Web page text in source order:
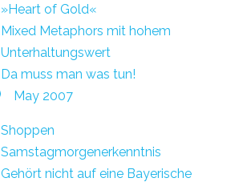
»Heart of Gold«
Mixed Metaphors mit hohem
Unterhaltungswert
Da muss man was tun!
May 2007
Shoppen
Samstagmorgenerkenntnis
Gehört nicht auf eine Bayerische